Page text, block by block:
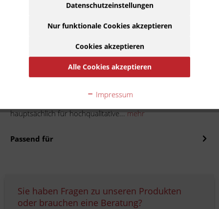
Lieferzeit ca. 1 Werktag
In denWarenkorb
Auf die Merkliste
hauptsächlich für hochqualitative... mehr
Passend für
Sie haben Fragen zu unseren Produkten
oder brauchen eine Beratung?
Datenschutzeinstellungen
Nur funktionale Cookies akzeptieren
Cookies akzeptieren
Alle Cookies akzeptieren
Impressum